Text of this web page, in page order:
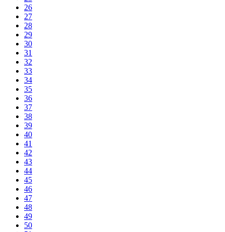
26
27
28
29
30
31
32
33
34
35
36
37
38
39
40
41
42
43
44
45
46
47
48
49
50